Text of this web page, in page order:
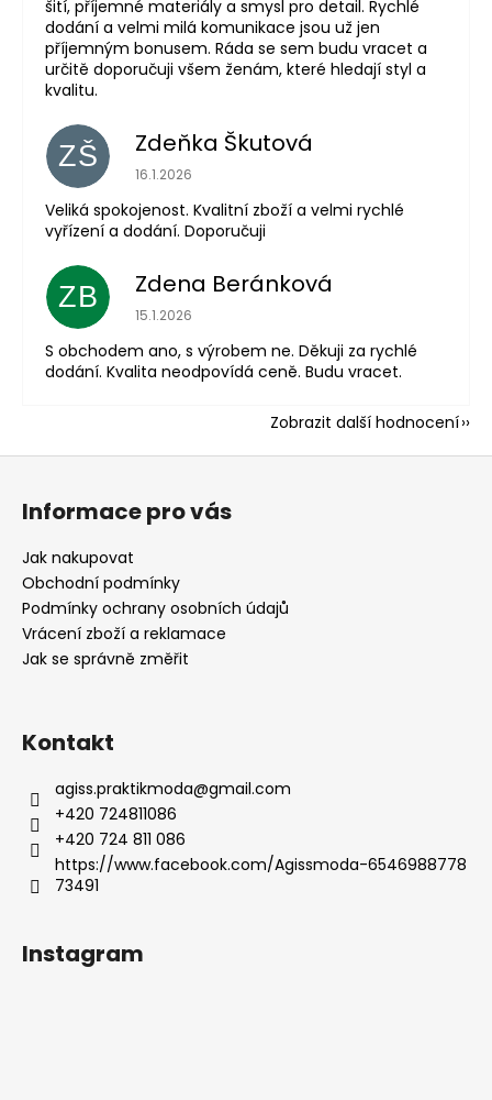
šití, příjemné materiály a smysl pro detail. Rychlé
dodání a velmi milá komunikace jsou už jen
příjemným bonusem. Ráda se sem budu vracet a
určitě doporučuji všem ženám, které hledají styl a
kvalitu.
ZŠ Zdeňka Škutová
Hodnocení obchodu je 5 z 5 hvězdiček.
16.1.2026
Veliká spokojenost. Kvalitní zboží a velmi rychlé
vyřízení a dodání. Doporučuji
ZB Zdena Beránková
Hodnocení obchodu je 1 z 5 hvězdiček.
15.1.2026
S obchodem ano, s výrobem ne. Děkuji za rychlé
dodání. Kvalita neodpovídá ceně. Budu vracet.
Zobrazit další hodnocení
Z
Informace pro vás
Jak nakupovat
Obchodní podmínky
Podmínky ochrany osobních údajů
Vrácení zboží a reklamace
Jak se správně změřit
Kontakt
agiss.praktikmoda@gmail.com
+420 724811086
+420 724 811 086
https://www.facebook.com/Agissmoda-6546988778
73491
Instagram